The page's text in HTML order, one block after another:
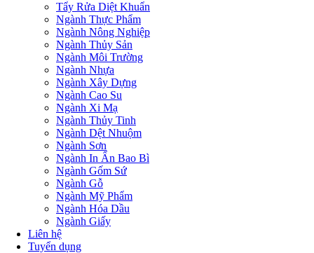
Tẩy Rửa Diệt Khuẩn
Ngành Thực Phẩm
Ngành Nông Nghiệp
Ngành Thủy Sản
Ngành Môi Trường
Ngành Nhựa
Ngành Xây Dựng
Ngành Cao Su
Ngành Xi Mạ
Ngành Thủy Tinh
Ngành Dệt Nhuộm
Ngành Sơn
Ngành In Ấn Bao Bì
Ngành Gốm Sứ
Ngành Gỗ
Ngành Mỹ Phẩm
Ngành Hóa Dầu
Ngành Giấy
Liên hệ
Tuyển dụng